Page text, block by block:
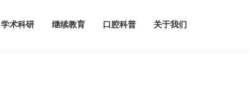
学术科研 继续教育 口腔科普 关于我们